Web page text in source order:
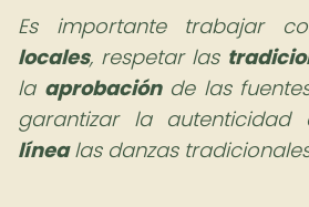
Es importante trabajar
locales, respetar las
la aprobaciónde las
garantizar la autenticidad
línealas danzas